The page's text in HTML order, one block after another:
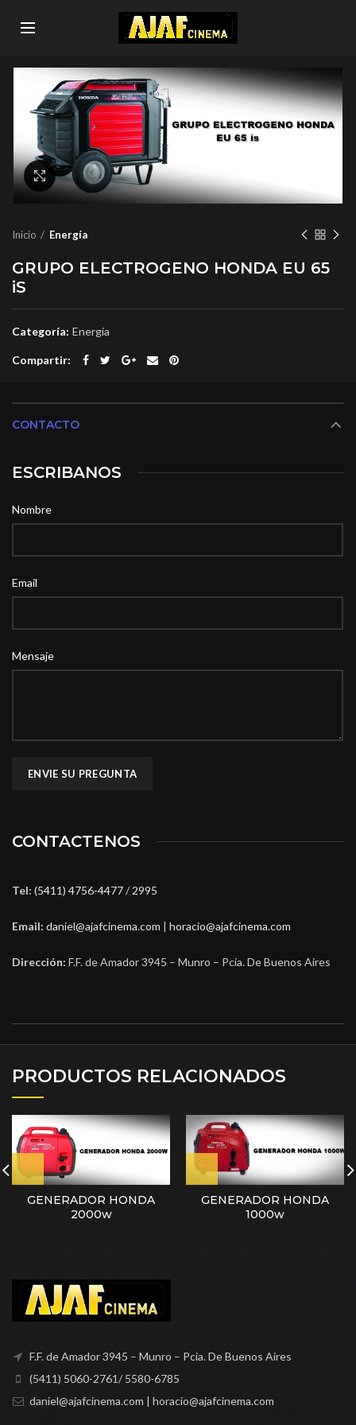
Click to enlarge
Inicio Energía
GRUPO ELECTROGENO HONDA EU 65
iS
Categoría: Energía
Compartir
CONTACTO
ESCRIBANOS
Nombre
Email
Mensaje
CONTACTENOS
Tel: (5411) 4756-4477/2995
Email: daniel@ajafcinema.com | horacio@ajafcinema.com
Dirección: F.F. de Amador 3945 – Munro – Pcia. De Buenos Aires
PRODUCTOS RELACIONADOS
GENERADOR HONDA
2000w
GENERADOR HONDA
1000w
F.F. de Amador 3945 – Munro – Pcia. De Buenos Aires
(5411) 5060-2761/ 5580-6785
daniel@ajafcinema.com | horacio@ajafcinema.com